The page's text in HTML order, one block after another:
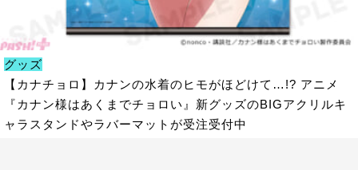
グッズ
【カナチョロ】カナンの水着のヒモがほどけて…!? アニメ
『カナン様はあくまでチョロい』新グッズのBIGアクリルキ
ャラスタンドやラバーマットが受注受付中